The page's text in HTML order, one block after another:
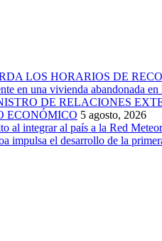
LOS HORARIOS DE
en una vivienda abandonada
DE RELACIONES
ECONÓMICO 5 agosto, 2026
al integrar al país a la Red
impulsa el desarrollo de la